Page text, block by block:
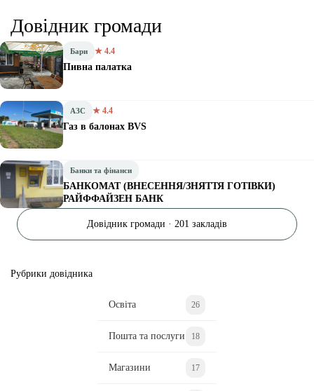
Довідник громади
Бари ★ 4.4
Пивна палатка
АЗС ★ 4.4
Газ в балонах BVS
Банки та фінанси
БАНКОМАТ (ВНЕСЕННЯ/ЗНЯТТЯ ГОТІВКИ)
РАЙФФАЙЗЕН БАНК
Довідник громади · 201 закладів
Рубрики довідника
Освіта 26
Пошта та послуги 18
Магазини 17